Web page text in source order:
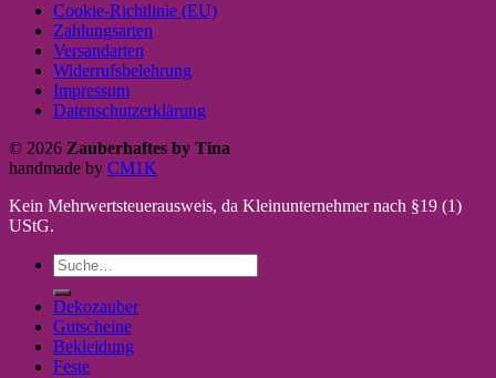
Cookie-Richtlinie (EU)
Zahlungsarten
Versandarten
Widerrufsbelehrung
Impressum
Datenschutzerklärung
© 2026 Zauberhaftes by Tina
handmade by CM1K
Kein Mehrwertsteuerausweis, da Kleinunternehmer nach §19 (1)
UStG.
Suche
nach:
Dekozauber
Gutscheine
Bekleidung
Feste